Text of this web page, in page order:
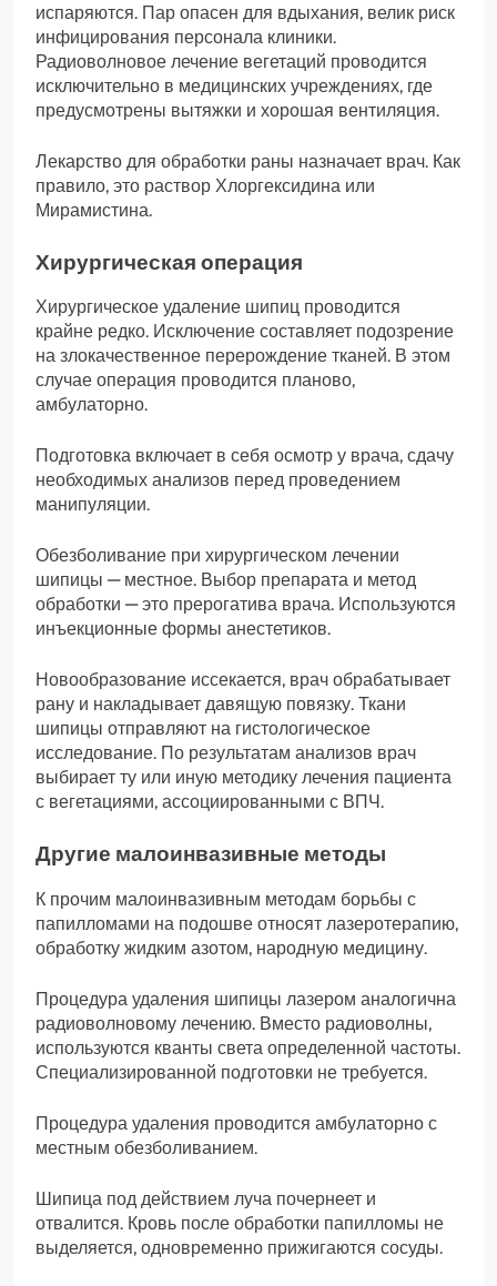
испаряются. Пар опасен для вдыхания, велик риск
инфицирования персонала клиники.
Радиоволновое лечение вегетаций проводится
исключительно в медицинских учреждениях, где
предусмотрены вытяжки и хорошая вентиляция.
Лекарство для обработки раны назначает врач. Как
правило, это раствор Хлоргексидина или
Мирамистина.
Хирургическая операция
Хирургическое удаление шипиц проводится
крайне редко. Исключение составляет подозрение
на злокачественное перерождение тканей. В этом
случае операция проводится планово,
амбулаторно.
Подготовка включает в себя осмотр у врача, сдачу
необходимых анализов перед проведением
манипуляции.
Обезболивание при хирургическом лечении
шипицы — местное. Выбор препарата и метод
обработки — это прерогатива врача. Используются
инъекционные формы анестетиков.
Новообразование иссекается, врач обрабатывает
рану и накладывает давящую повязку. Ткани
шипицы отправляют на гистологическое
исследование. По результатам анализов врач
выбирает ту или иную методику лечения пациента
с вегетациями, ассоциированными с ВПЧ.
Другие малоинвазивные методы
К прочим малоинвазивным методам борьбы с
папилломами на подошве относят лазеротерапию,
обработку жидким азотом, народную медицину.
Процедура удаления шипицы лазером аналогична
радиоволновому лечению. Вместо радиоволны,
используются кванты света определенной частоты.
Специализированной подготовки не требуется.
Процедура удаления проводится амбулаторно с
местным обезболиванием.
Шипица под действием луча почернеет и
отвалится. Кровь после обработки папилломы не
выделяется, одновременно прижигаются сосуды.